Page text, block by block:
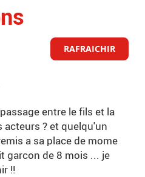
RAFRAICHIR
entre le fils et la
acteurs ? et quelqu'un
a sa place de mome
garcon de 8 mois ... je
!!